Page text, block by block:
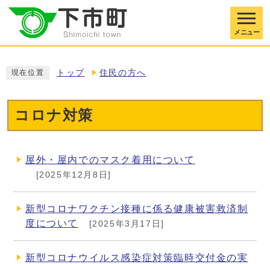
メニュー
現在位置 トップ 住民の方へ
コロナ対策
屋外・屋内でのマスク着用について
[2025年12月8日]
新型コロナワクチン接種に係る健康被害救済制
度について
[2025年3月17日]
新型コロナウイルス感染症対策臨時交付金の実